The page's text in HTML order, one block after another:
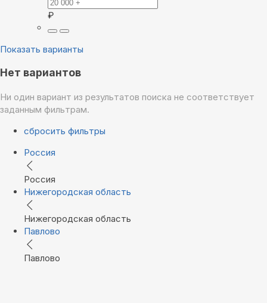
₽
Показать варианты
Нет вариантов
Ни один вариант из результатов поиска не соответствует
заданным фильтрам.
сбросить фильтры
Россия
Россия
Нижегородская область
Нижегородская область
Павлово
Павлово